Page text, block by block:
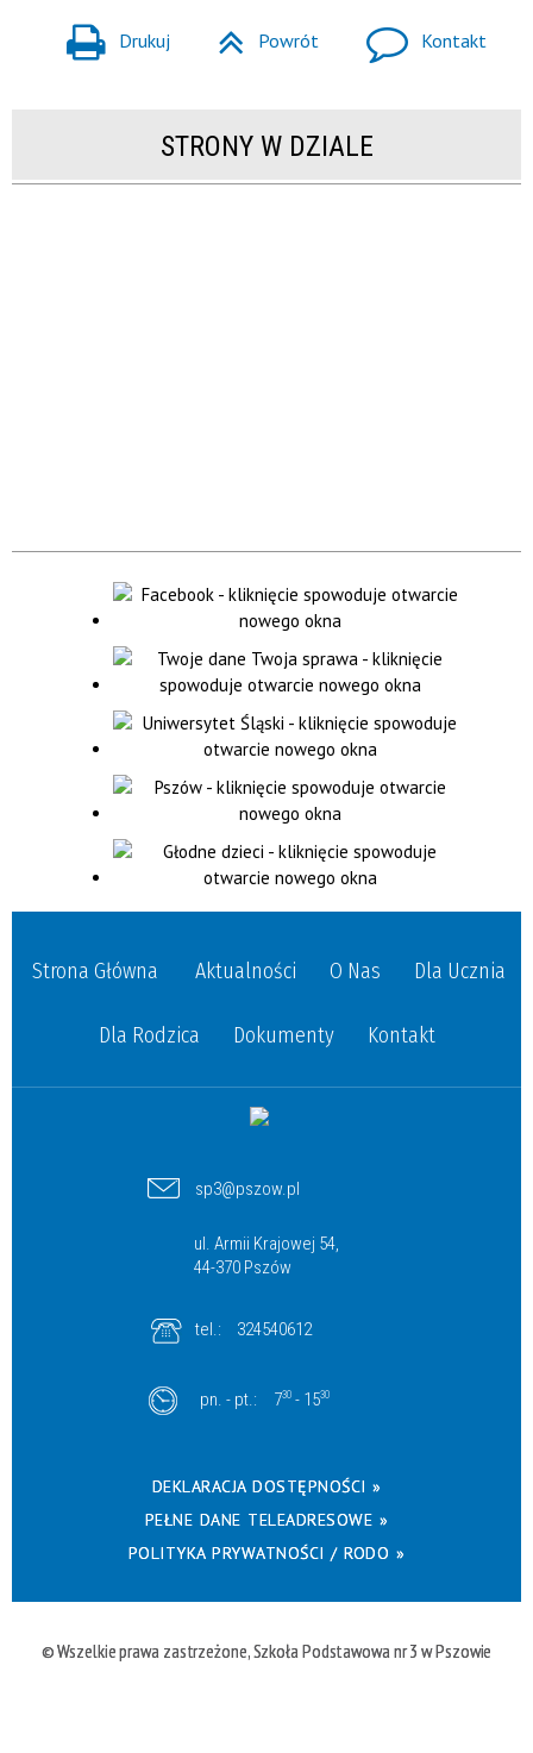
Drukuj Powrót Kontakt
STRONY W DZIALE
Strona Główna Aktualności O Nas Dla Ucznia
Dla Rodzica Dokumenty Kontakt
sp3@pszow.pl
ul. Armii Krajowej 54,
44-370 Pszów
tel.: 324540612
pn. - pt.: 730 - 1530
DEKLARACJA DOSTĘPNOŚCI »
PEŁNE DANE TELEADRESOWE »
POLITYKA PRYWATNOŚCI / RODO »
© Wszelkie prawa zastrzeżone, Szkoła Podstawowa nr 3 w Pszowie